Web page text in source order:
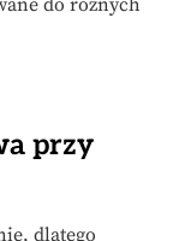
do różnych
przy
dlatego